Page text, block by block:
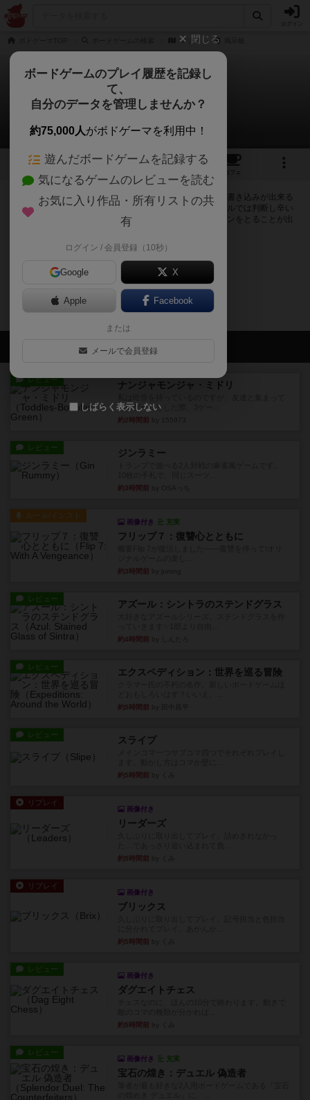
マリア
マリア
0件の掲示板
4 3
カフェ
ログインするとマリアに関する掲示板の作成やコメントの書き込みが出来る
ようになります。ルールの疑問やエラッタ情報、マニュアルでは判断し辛い
曖昧な表記等について会員同士で自由にコミュニケーションをとることが出
ログイン/無料会員登録
マリアのトップに戻る
会員の新しい投稿
レビュー ナンジャモンジャ・ミドリ
このゲームをした際、3ゲー...
約2時間前
レビュー ジンラミー
約3時間前
ルール/インスト
画像付き 充実
フリップ７：復讐心とともに
約3時間前
レビュー アズール：シントラのステンドグラス
約4時間前
レビュー エクスペディション：世界を巡る冒険
約5時間前
レビュー スライプ
約5時間前
リプレイ
画像付き
リーダーズ
約5時間前
リプレイ
画像付き
ブリックス
約5時間前
レビュー
画像付き
ダグエイトチェス
約5時間前
レビュー
画像付き 充実
宝石の煌き：デュエル 偽造者
閉じる
ボードゲームのプレイ履歴を記録し
て、
自分のデータを管理しませんか？
約75,000人がボドゲーマを利用中！
遊んだボードゲームを記録する
気になるゲームのレビューを読む
お気に入り作品・所有リストの共
有
ログイン / 会員登録（10秒）
Google X
Apple Facebook
または
メールで会員登録
しばらく表示しない